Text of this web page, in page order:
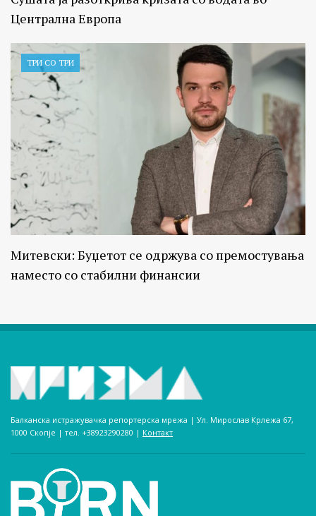
Централна Европа
ТРИ СО ТРИ
Митевски: Буџетот се одржува со премостувања
наместо со стабилни финансии
Балканска истражувачка репортерска мрежа | Ул. Мирослав Крлежа 67,
1000 Скопје | тел. +38923290280­ | Контакт